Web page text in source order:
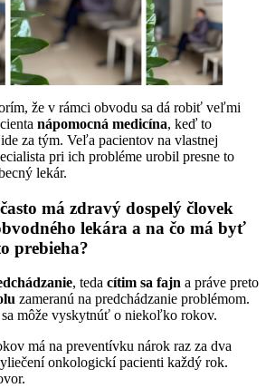
že v rámci obvodu sa dá robiť veľmi
nápomocná medicína, keď to
za tým. Veľa pacientov na vlastnej
pri ich probléme urobil presne to
lekár.
má zdravý dospelý človek
lekára a na čo má byť
prebieha?
, teda cítim sa fajn a práve preto
zameranú na predchádzanie problémom.
môže vyskytnúť o niekoľko rokov.
má na preventívku nárok raz za dva
onkologickí pacienti každý rok.